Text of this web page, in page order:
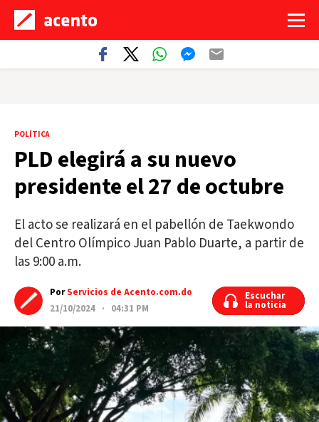
POLÍTICA
PLD elegirá a su nuevo
presidente el 27 de octubre
El acto se realizará en el pabellón de Taekwondo
del Centro Olímpico Juan Pablo Duarte, a partir de
las 9:00 a.m.
PorServicios de Acento.com.do
21/10/2024 · 04:31 PM
Escuchar
la noticia
Escuchar
la noticia